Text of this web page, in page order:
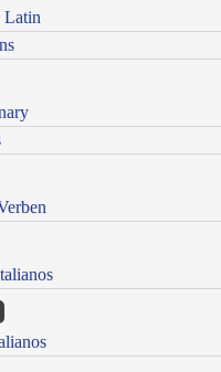
Latin